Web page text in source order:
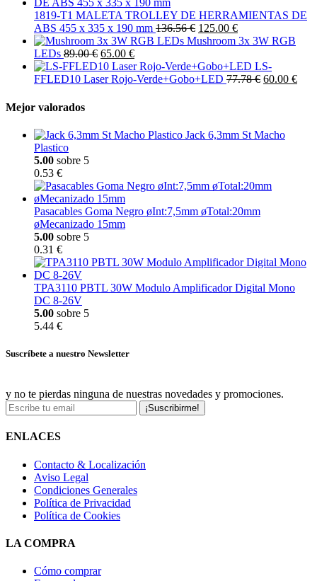
1819-T1 MALETA TROLLEY DE HERRAMIENTAS DE
ABS 455 x 335 x 190 mm 136.56 € 125.00 €
Mushroom 3x 3W RGB
LEDs 89.00 € 65.00 €
LS-
FFLED10 Laser Rojo-Verde+Gobo+LED 77.78 € 60.00 €
Mejor valorados
Jack 6,3mm St Macho
Plastico
5.00 sobre 5
0.53 €
Pasacables Goma Negro øInt:7,5mm øTotal:20mm
øMecanizado 15mm
5.00 sobre 5
0.31 €
TPA3110 PBTL 30W Modulo Amplificador Digital Mono
DC 8-26V
5.00 sobre 5
5.44 €
Suscríbete a nuestro Newsletter
y no te pierdas ninguna de nuestras novedades y promociones.
¡Suscribirme!
ENLACES
Contacto & Localización
Aviso Legal
Condiciones Generales
Política de Privacidad
Política de Cookies
LA COMPRA
Cómo comprar